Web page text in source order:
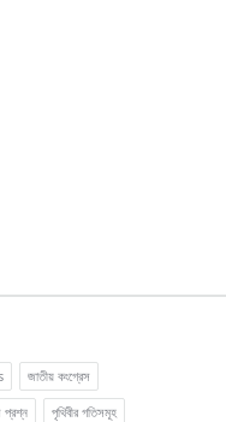
জাতীয় কংগ্রেস
প্রশ্ন
পৃথিবীর গতিসমূহ